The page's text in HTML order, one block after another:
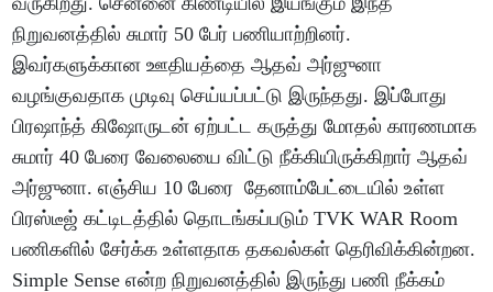
நிறுவனத்தில் சுமார் 50 பேர் பணியாற்றினர்.
இவர்களுக்கான ஊதியத்தை ஆதவ் அர்ஜுனா
வழங்குவதாக முடிவு செய்யப்பட்டு இருந்தது. இப்போது
பிரஷாந்த் கிஷோருடன் ஏற்பட்ட கருத்து மோதல் காரணமாக
சுமார் 40 பேரை வேலையை விட்டு நீக்கியிருக்கிறார் ஆதவ்
அர்ஜுனா. எஞ்சிய 10 பேரை தேனாம்பேட்டையில் உள்ள
பிரஸ்டீஜ் கட்டிடத்தில் தொடங்கப்படும் TVK WAR Room
பணிகளில் சேர்க்க உள்ளதாக தகவல்கள் தெரிவிக்கின்றன.
Simple Sense என்ற நிறுவனத்தில் இருந்து பணி நீக்கம்